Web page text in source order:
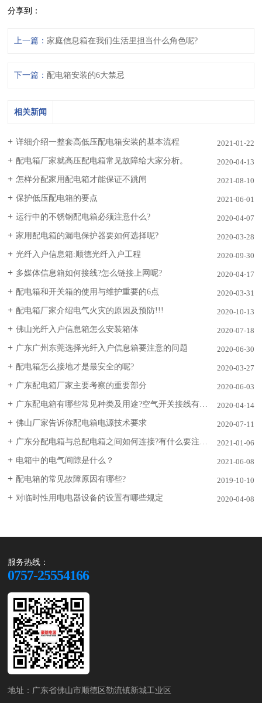
分享到：
上一篇：家庭信息箱在我们生活里担当什么角色呢?
下一篇： 配电箱安装的6大禁忌
相关新闻
详细介绍一整套高低压配电箱安装的基本流程 2021-01-22
配电箱厂家就高压配电箱常见故障给大家分析。 2020-04-13
怎样分配家用配电箱才能保证不跳闸 2021-08-10
保护低压配电箱的要点 2021-06-01
运行中的不锈钢配电箱必须注意什么? 2020-04-07
家用配电箱的漏电保护器要如何选择呢? 2020-03-28
光纤入户信息箱:顺德光纤入户工程 2020-09-30
多媒体信息箱如何接线?怎么链接上网呢? 2020-04-17
配电箱和开关箱的使用与维护重要的6点 2020-03-31
配电箱厂家介绍电气火灾的原因及预防!!! 2020-10-13
佛山光纤入户信息箱怎么安装箱体 2020-07-18
广东广州东莞选择光纤入户信息箱要注意的问题 2020-06-30
配电箱怎么接地才是最安全的呢? 2020-03-27
广东配电箱厂家主要考察的重要部分 2020-06-03
广东配电箱有哪些常见种类及用途?空气开关接线有什么注意事项? 2020-04-14
佛山厂家告诉你配电箱电源技术要求 2020-07-11
广东分配电箱与总配电箱之间如何连接?有什么要注意的? 2021-01-06
电箱中的电气间隙是什么？ 2021-06-08
配电箱的常见故障原因有哪些? 2019-10-10
对临时性用电电器设备的设置有哪些规定 2020-04-08
服务热线：
0757-25554166
地址：广东省佛山市顺德区勒流镇新城工业区